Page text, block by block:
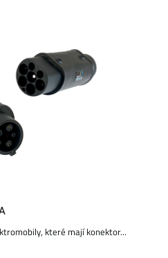
které mají konektor...